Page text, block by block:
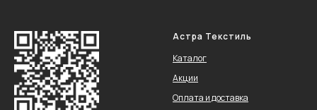
Астра Текстиль
Каталог
Акции
Оплата и доставка